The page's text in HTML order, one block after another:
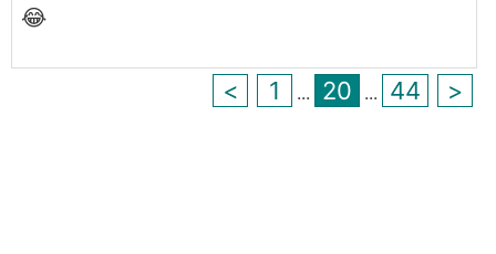
😂
< 1 ... 20 ... 44 >